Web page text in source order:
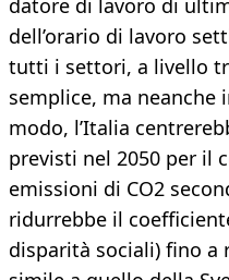
datore di lavoro di
dell’orario di lavoro
tutti i settori, a livello
semplice, ma neanche
modo, l’Italia
previsti nel 2050 per il
emissioni di CO2
ridurrebbe il
disparità sociali) fino a